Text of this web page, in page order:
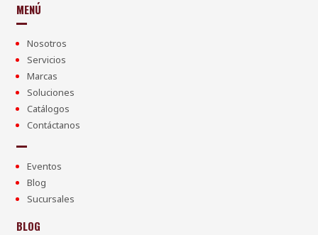
MENÚ
Nosotros
Servicios
Marcas
Soluciones
Catálogos
Contáctanos
Eventos
Blog
Sucursales
BLOG